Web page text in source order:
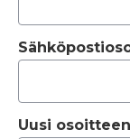
Uusi